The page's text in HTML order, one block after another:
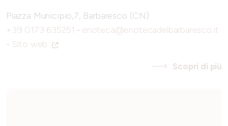
Piazza Municipio,7, Barbaresco (CN)
+39 0173 635251 - enoteca@enotecadelbarbaresco.it
- Sito web
Scopri di più